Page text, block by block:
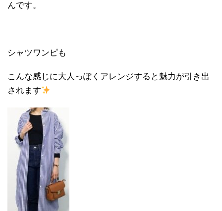
んです。
シャツワンピも
こんな感じに大人っぽくアレンジすると魅力が引き出
されます